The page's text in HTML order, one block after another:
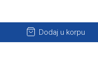
Dodaj u korpu